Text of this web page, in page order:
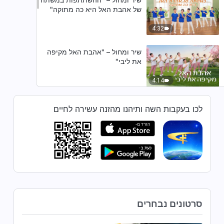
4:32
של אהבת האל היא כה מתוקה"
4:14
שיר ומחול – "אהבת האל מקיפה
את ליבי"
שיר ומחול – "אתה חיי האמת שלי"
שיר ומחול – "בר האנוש יורד אל
שיר ומחול – "האל הכל יכול מושיע
אנשים"
לכו בעקבות השה ותיהנו מהזנה עשירה לחיים
סרטונים נבחרים